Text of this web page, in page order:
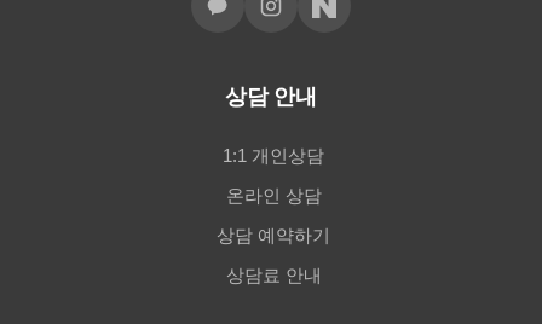
상담 안내
1:1 개인상담
온라인 상담
상담 예약하기
상담료 안내